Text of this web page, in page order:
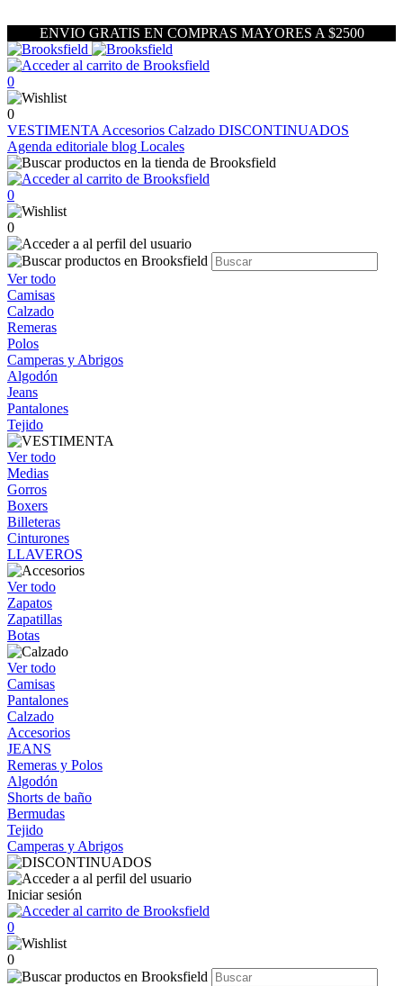
ENVIO GRATIS EN COMPRAS MAYORES A $2500
0
0
VESTIMENTA Accesorios Calzado DISCONTINUADOS
Agenda editoriale blog Locales
0
0
Ver todo
Camisas
Calzado
Remeras
Polos
Camperas y Abrigos
Algodón
Jeans
Pantalones
Tejido
Ver todo
Medias
Gorros
Boxers
Billeteras
Cinturones
LLAVEROS
Ver todo
Zapatos
Zapatillas
Botas
Ver todo
Camisas
Pantalones
Calzado
Accesorios
JEANS
Remeras y Polos
Algodón
Shorts de baño
Bermudas
Tejido
Camperas y Abrigos
Iniciar sesión
0
0